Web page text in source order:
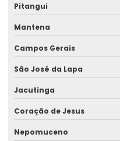
Serviços Especializados Em
Sinalizador áudio visual
Sistema De Içamento Com
Sistema festoon para
Talha De Cabo Aço Com
Talha De Cabo De Aço
Pitangui
Mantena
Campos Gerais
São José da Lapa
Jacutinga
Coração de Jesus
Nepomuceno